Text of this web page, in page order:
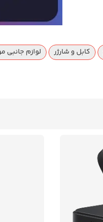
کابل و شارژر لوازم جانبی